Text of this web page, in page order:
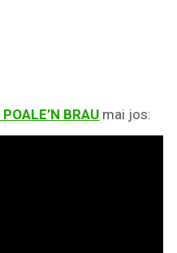
BRAU mai jos: